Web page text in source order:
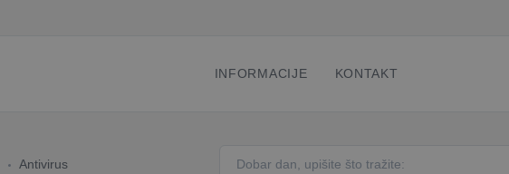
INFORMACIJE KONTAKT
Antivirus